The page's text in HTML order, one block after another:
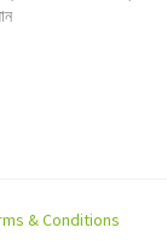
& Conditions